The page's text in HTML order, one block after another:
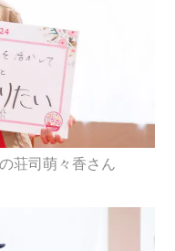
荘司萌々香さん